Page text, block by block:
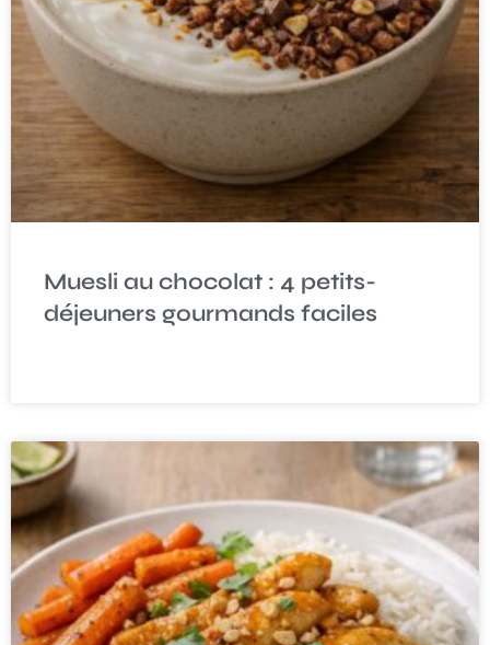
Muesli au chocolat : 4 petits-
déjeuners gourmands faciles